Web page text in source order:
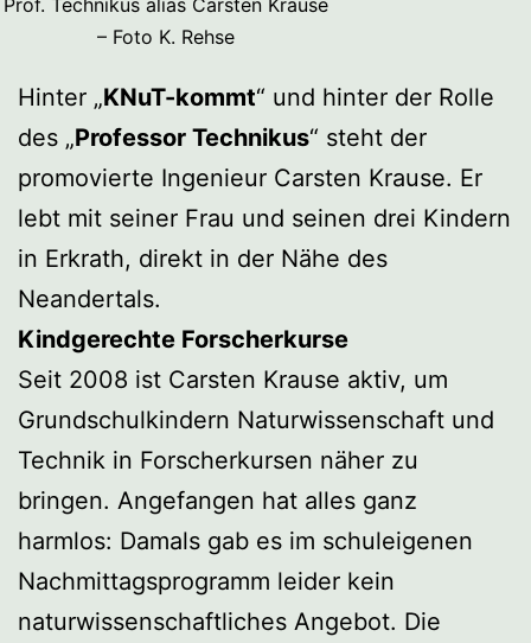
Prof. Technikus alias Carsten Krause
– Foto K. Rehse
Hinter „KNuT-kommt“ und hinter der Rolle
des „Professor Technikus“ steht der
promovierte Ingenieur Carsten Krause. Er
lebt mit seiner Frau und seinen drei Kindern
in Erkrath, direkt in der Nähe des
Neandertals.
Kindgerechte Forscherkurse
Seit 2008 ist Carsten Krause aktiv, um
Grundschulkindern Naturwissenschaft und
Technik in Forscherkursen näher zu
bringen. Angefangen hat alles ganz
harmlos: Damals gab es im schuleigenen
Nachmittagsprogramm leider kein
naturwissenschaftliches Angebot. Die